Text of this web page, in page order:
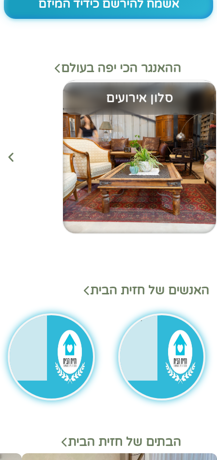
אשמח להירשם כידיד המיזם
ההאנגר הכי יפה בעולם
סלון אירועים
האנשים של חזית הבית
משמ
בהאנ
גר
הבתים של חזית הבית